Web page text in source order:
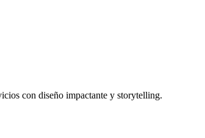
con diseño impactante y storytelling.